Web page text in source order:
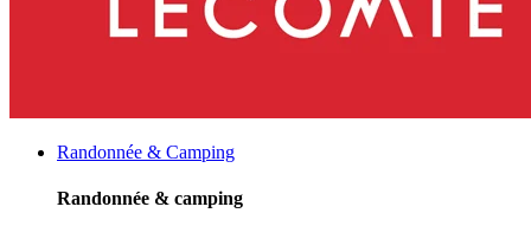
Randonnée & Camping
Randonnée & camping